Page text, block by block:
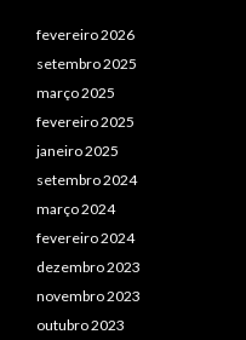
fevereiro 2026
setembro 2025
março 2025
fevereiro 2025
janeiro 2025
setembro 2024
março 2024
fevereiro 2024
dezembro 2023
novembro 2023
outubro 2023